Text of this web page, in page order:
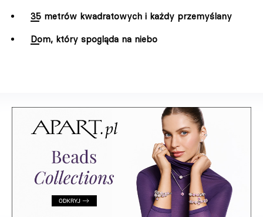
35 metrów kwadratowych i każdy przemyślany
Dom, który spogląda na niebo